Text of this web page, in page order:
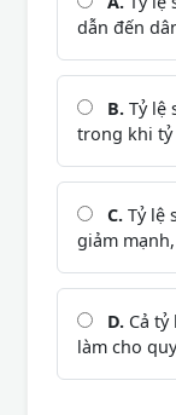
dẫn đến
B. Tỷ lệ
trong khi tỷ
C. Tỷ lệ
giảm
D. Cả
làm cho